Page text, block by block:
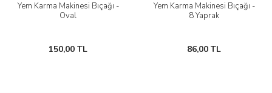
Yem Karma Makinesi Bıçağı -
Oval
150,00 TL
Yem Karma Makinesi Bıçağı -
8 Yaprak
86,00 TL